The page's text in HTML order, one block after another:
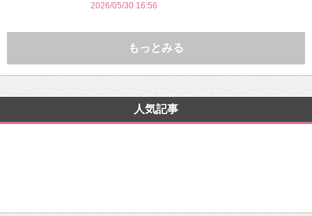
2026/05/30 16:56
もっとみる
人気記事